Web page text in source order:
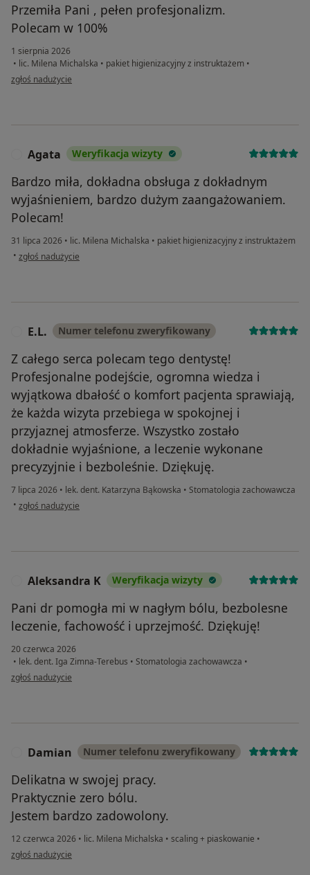
Przemiła Pani , pełen profesjonalizm.
Polecam w 100%
1 sierpnia 2026
• lic. Milena Michalska • pakiet higienizacyjny z instruktażem •
w opinii użytkownika Dora
zgłoś nadużycie
Agata Weryfikacja wizyty
Bardzo miła, dokładna obsługa z dokładnym
wyjaśnieniem, bardzo dużym zaangażowaniem.
Polecam!
31 lipca 2026 • lic. Milena Michalska • pakiet higienizacyjny z instruktażem
• w opinii użytkownika Agata
zgłoś nadużycie
E.L. Numer telefonu zweryfikowany
Z całego serca polecam tego dentystę!
Profesjonalne podejście, ogromna wiedza i
wyjątkowa dbałość o komfort pacjenta sprawiają,
że każda wizyta przebiega w spokojnej i
przyjaznej atmosferze. Wszystko zostało
dokładnie wyjaśnione, a leczenie wykonane
precyzyjnie i bezboleśnie. Dziękuję.
7 lipca 2026 • lek. dent. Katarzyna Bąkowska • Stomatologia zachowawcza
• w opinii użytkownika E.L.
zgłoś nadużycie
Aleksandra K Weryfikacja wizyty
Pani dr pomogła mi w nagłym bólu, bezbolesne
leczenie, fachowość i uprzejmość. Dziękuję!
20 czerwca 2026
• lek. dent. Iga Zimna-Terebus • Stomatologia zachowawcza •
w opinii użytkownika Aleksandra K
zgłoś nadużycie
Damian Numer telefonu zweryfikowany
Delikatna w swojej pracy.
Praktycznie zero bólu.
Jestem bardzo zadowolony.
12 czerwca 2026 • lic. Milena Michalska • scaling + piaskowanie •
w opinii użytkownika Damian
zgłoś nadużycie